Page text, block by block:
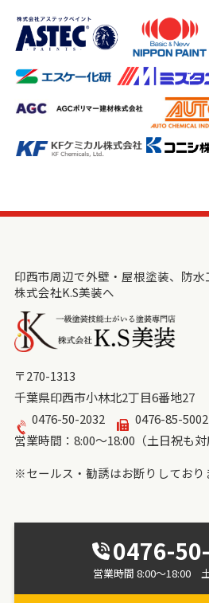
印西市周辺で外壁・屋根塗装、防水
株式会社K.S美装へ
〒270-1313
千葉県印西市小林北2丁目6番地27
0476-50-2032
0476-85-5002
営業時間：8:00～18:00（土日祝も対
※セールス・勧誘はお断りしており
0476-
営業時間 8:00～18:00